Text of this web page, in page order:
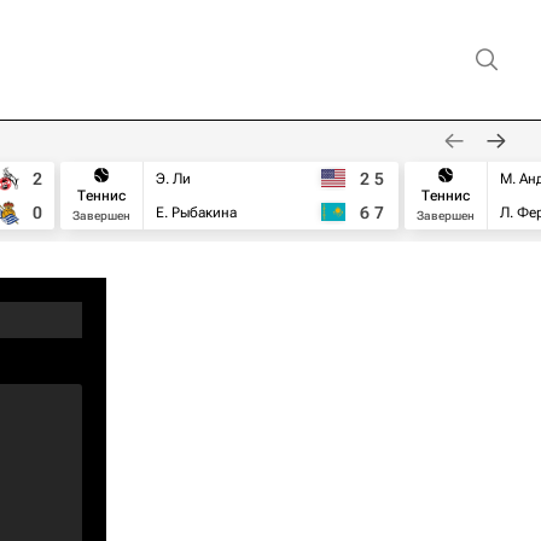
2
0
Теннис
Завершен
Э. Ли
Е. Рыбакина
2 5
6 7
Теннис
Завершен
М.
Л.